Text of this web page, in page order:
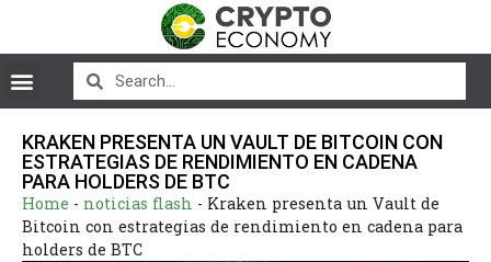
KRAKEN PRESENTA UN VAULT DE BITCOIN CON
ESTRATEGIAS DE RENDIMIENTO EN CADENA
PARA HOLDERS DE BTC
Home - noticias flash - Kraken presenta un Vault de
Bitcoin con estrategias de rendimiento en cadena para
holders de BTC